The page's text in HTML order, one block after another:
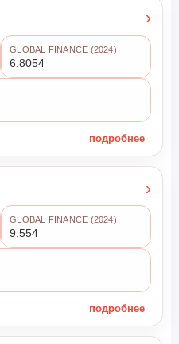
›
GLOBAL FINANCE (2024)
6.8054
подробнее
›
GLOBAL FINANCE (2024)
9.554
подробнее